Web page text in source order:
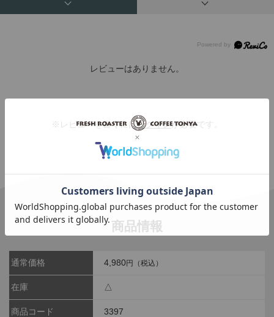
レビューはありません。
※レビューを書くにはログインが必要です。
商品情報
通常価格 4,980円（税込）
在庫 △
商品コード 3397